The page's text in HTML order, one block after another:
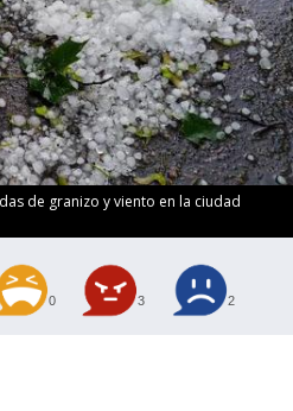
de granizo y viento en la ciudad
0 3 2